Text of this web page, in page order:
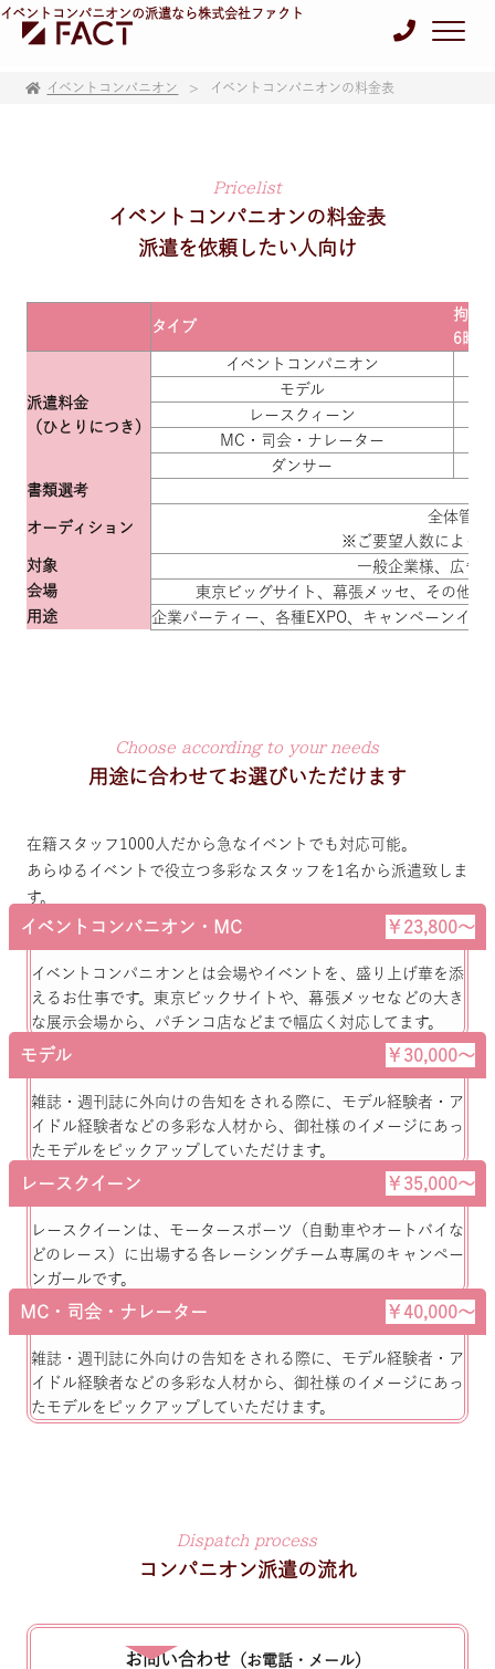
イベントコンパニオンの派遣なら株式会社ファクト
イベントコンパニオン イベントコンパニオンの料金表
Pricelist
イベントコンパニオンの料金表
派遣を依頼したい人向け
タイプ
拘束
6時
派遣料金
（ひとりにつき）
イベントコンパニオン
モデル
レースクィーン
MC・司会・ナレーター
ダンサー
書類選考
オーディション
全体管理
※ご要望人数によっ
対象
一般企業様、広告
会場
東京ビッグサイト、幕張メッセ、その他
用途
企業パーティー、各種EXPO、キャンペーンイ
Choose according to your needs
用途に合わせてお選びいただけます
在籍スタッフ1000人だから急なイベントでも対応可能。
あらゆるイベントで役立つ多彩なスタッフを1名から派遣致しま
す。
イベントコンパニオン・MC ￥23,800～
イベントコンパニオンとは会場やイベントを、盛り上げ華を添
えるお仕事です。東京ビックサイトや、幕張メッセなどの大き
な展示会場から、パチンコ店などまで幅広く対応してます。
モデル ￥30,000～
雑誌・週刊誌に外向けの告知をされる際に、モデル経験者・ア
イドル経験者などの多彩な人材から、御社様のイメージにあっ
たモデルをピックアップしていただけます。
レースクイーン ￥35,000～
レースクイーンは、モータースポーツ（自動車やオートバイな
どのレース）に出場する各レーシングチーム専属のキャンペー
ンガールです。
MC・司会・ナレーター ￥40,000～
雑誌・週刊誌に外向けの告知をされる際に、モデル経験者・ア
イドル経験者などの多彩な人材から、御社様のイメージにあっ
たモデルをピックアップしていただけます。
Dispatch process
コンパニオン派遣の流れ
お問い合わせ（お電話・メール）